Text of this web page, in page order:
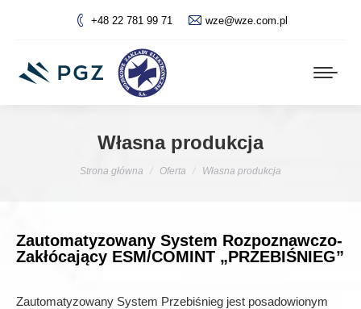
+48 22 781 99 71 wze@wze.com.pl
Własna produkcja
Jesteś tutaj:
Strona główna Oferta Własna produkcja
Zautomatyzowany System Rozpoznawczo-
Zakłócający ESM/COMINT „PRZEBIŚNIEG”
Zautomatyzowany System Przebiśnieg jest posadowionym